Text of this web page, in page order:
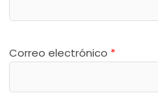
Correo electrónico *